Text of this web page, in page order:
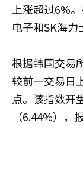
上涨超过6%
电子和SK海力
根据韩国交易
较前一交易日
点。该指数开
（6.44%），